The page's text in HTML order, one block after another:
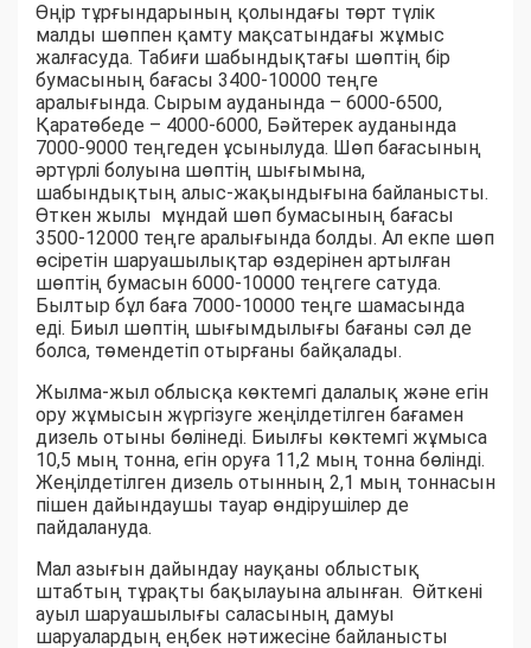
Өңір тұрғындарының қолындағы төрт түлік
малды шөппен қамту мақсатындағы жұмыс
жалғасуда. Табиғи шабындықтағы шөптің бір
бумасының бағасы 3400-10000 теңге
аралығында. Сырым ауданында – 6000-6500,
Қаратөбеде – 4000-6000, Бәйтерек ауданында
7000-9000 теңгеден ұсынылуда. Шөп бағасының
әртүрлі болуына шөптің шығымына,
шабындықтың алыс-жақындығына байланысты.
Өткен жылы мұндай шөп бумасының бағасы
3500-12000 теңге аралығында болды. Ал екпе шөп
өсіретін шаруашылықтар өздерінен артылған
шөптің бумасын 6000-10000 теңгеге сатуда.
Былтыр бұл баға 7000-10000 теңге шамасында
еді. Биыл шөптің шығымдылығы бағаны сәл де
болса, төмендетіп отырғаны байқалады.
Жылма-жыл облысқа көктемгі далалық және егін
ору жұмысын жүргізуге жеңілдетілген бағамен
дизель отыны бөлінеді. Биылғы көктемгі жұмыса
10,5 мың тонна, егін оруға 11,2 мың тонна бөлінді.
Жеңілдетілген дизель отынның 2,1 мың тоннасын
пішен дайындаушы тауар өндірушілер де
пайдалануда.
Мал азығын дайындау науқаны облыстық
штабтың тұрақты бақылауына алынған. Өйткені
ауыл шаруашылығы саласының дамуы
шаруалардың еңбек нәтижесіне байланысты